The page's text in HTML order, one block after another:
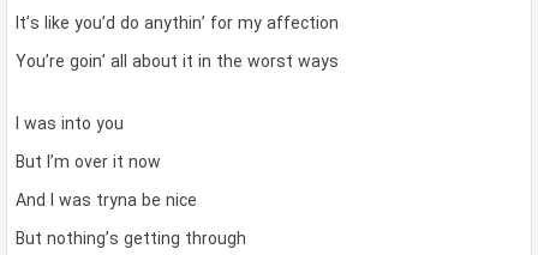
It’s like you’d do anythin’ for my affection
You’re goin’ all about it in the worst ways
I was into you
But I’m over it now
And I was tryna be nice
But nothing’s getting through